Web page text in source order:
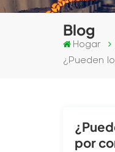
Blog
Hogar
¿Pueden
por